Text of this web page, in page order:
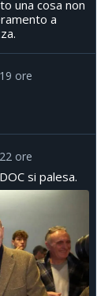
una cosa non
a
19 ore
22 ore
si palesa.